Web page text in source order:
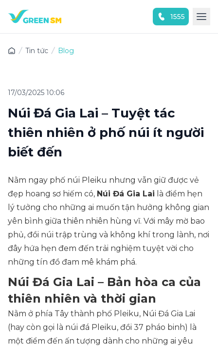
1555
Tin tức Blog
17/03/2025 10:06
Núi Đá Gia Lai – Tuyệt tác
thiên nhiên ở phố núi ít người
biết đến
Nằm ngay phố núi Pleiku nhưng vẫn giữ được vẻ
đẹp hoang sơ hiếm có, Núi Đá Gia Lai là điểm hẹn
lý tưởng cho những ai muốn tận hưởng không gian
yên bình giữa thiên nhiên hùng vĩ. Với mây mờ bao
phủ, đồi núi trập trùng và không khí trong lành, nơi
đây hứa hẹn đem đến trải nghiệm tuyệt vời cho
những tín đồ đam mê khám phá.
Núi Đá Gia Lai – Bản hòa ca của
thiên nhiên và thời gian
Nằm ở phía Tây thành phố Pleiku, Núi Đá Gia Lai
(hay còn gọi là núi đá Pleiku, đồi 37 pháo binh) là
một điểm đến ấn tượng dành cho những ai yêu